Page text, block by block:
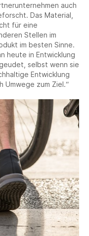
auch
Das Material,
für eine
Stellen im
im besten Sinne.
heute in Entwicklung
selbst wenn sie
Entwicklung
Umwege zum Ziel.“